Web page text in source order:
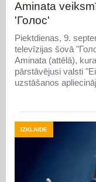
Aminata
'Голос'
Piektdienas, 9.
televīzijas šovā
Aminata (attēlā),
pārstāvējusi valsti
uzstāšanos
IZKLAIDE